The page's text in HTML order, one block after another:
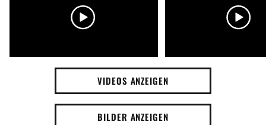
VIDEOS ANZEIGEN
BILDER ANZEIGEN